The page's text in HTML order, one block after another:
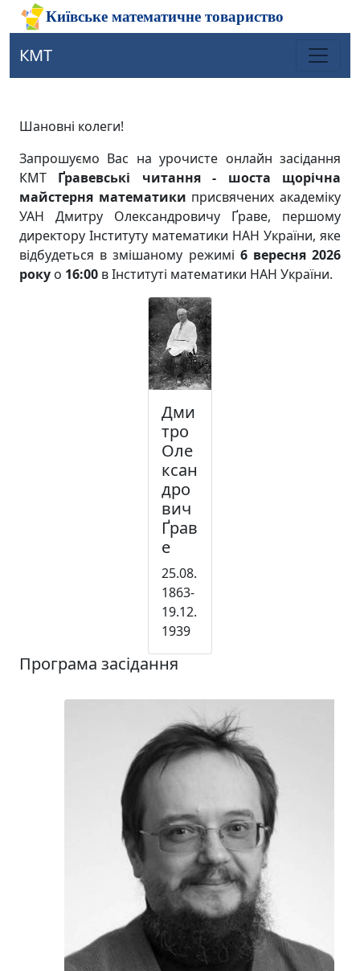
КМТ
Шановні колеги!
Запрошуємо Вас на урочистe онлайн засідання
КМТ Ґравевські читання - шоста щорічна
майстерня математики присвячених академіку
УАН Дмитру Олександровичу Ґраве, першому
директору Інституту математики НАН України, яке
відбудеться в змішаному режимі 6 вересня 2026
року о 16:00 в Інституті математики НАН України.
Дми
тро
Оле
ксан
дро
вич
Ґрав
е
25.08.
1863-
19.12.
1939
Програма засідання